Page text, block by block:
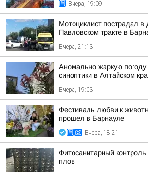
Вчера, 19:09
Мотоциклист пострадал в
Павловском тракте в
Вчера, 21:13
Аномально жаркую погоду
синоптики в Алтайском
Вчера, 19:03
Фестиваль любви к
прошел в Барнауле
Вчера, 18:21
Фитосанитарный
плов